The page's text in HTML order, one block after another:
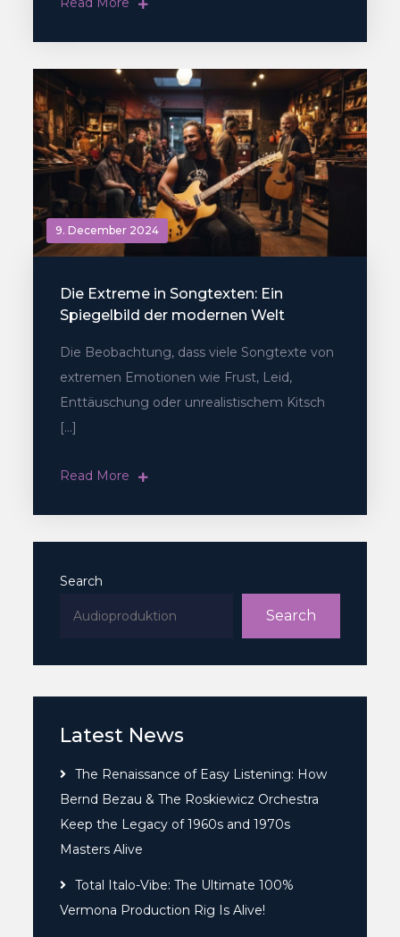
9. December 2024
Die Extreme in Songtexten: Ein
Spiegelbild der modernen Welt
Die Beobachtung, dass viele Songtexte von
extremen Emotionen wie Frust, Leid,
Enttäuschung oder unrealistischem Kitsch
[…]
Read More
Search
Search
Latest News
The Renaissance of Easy Listening: How
Bernd Bezau & The Roskiewicz Orchestra
Keep the Legacy of 1960s and 1970s
Masters Alive
Total Italo-Vibe: The Ultimate 100%
Vermona Production Rig Is Alive!